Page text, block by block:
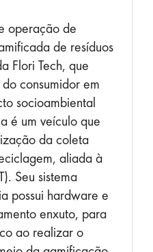
operação de
de resíduos
Flori Tech, que
consumidor em
socioambiental
é um veículo que
da coleta
aliada à
Seu sistema
possui hardware e
enxuto, para
ao realizar o